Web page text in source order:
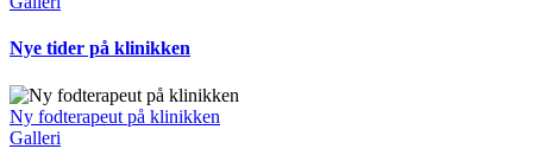
Nye tider på klinikken
Ny fodterapeut på klinikken
Galleri